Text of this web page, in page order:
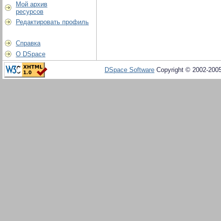
Мой архив
ресурсов
Редактировать профиль
Справка
О DSpace
DSpace Software Copyright © 2002-